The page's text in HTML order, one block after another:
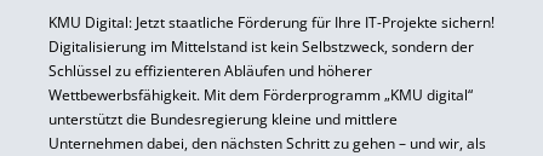
KMU Digital: Jetzt staatliche Förderung für Ihre IT-Projekte sichern!
Digitalisierung im Mittelstand ist kein Selbstzweck, sondern der
Schlüssel zu effizienteren Abläufen und höherer
Wettbewerbsfähigkeit. Mit dem Förderprogramm „KMU digital“
unterstützt die Bundesregierung kleine und mittlere
Unternehmen dabei, den nächsten Schritt zu gehen – und wir, als